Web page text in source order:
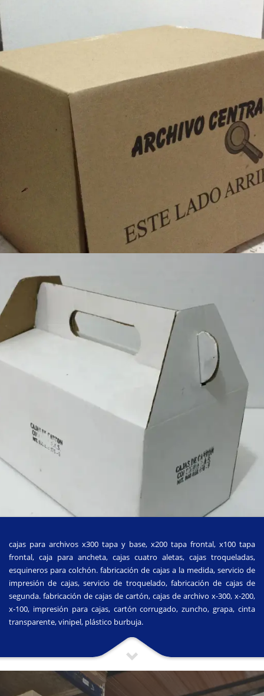
cajas para archivos x300 tapa y base, x200 tapa frontal, x100 tapa
frontal, caja para ancheta, cajas cuatro aletas, cajas troqueladas,
esquineros para colchón. fabricación de cajas a la medida, servicio de
impresión de cajas, servicio de troquelado, fabricación de cajas de
segunda. fabricación de cajas de cartón, cajas de archivo x-300, x-200,
x-100, impresión para cajas, cartón corrugado, zuncho, grapa, cinta
transparente, vinipel, plástico burbuja.